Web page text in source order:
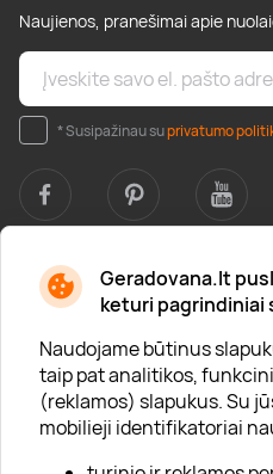
Geradovana.lt
keturi pagrindiniai
Naudojame būtinus
taip pat analitikos,
(reklamos) slapukus. Su
mobilieji identifikatoriai
Naujienos, pranešimai apie
* Susipažinau suprivatumo
Apie mus
Apie „Gera Dovana“
Lojalumo klubas
Karjera
Visi partneriai